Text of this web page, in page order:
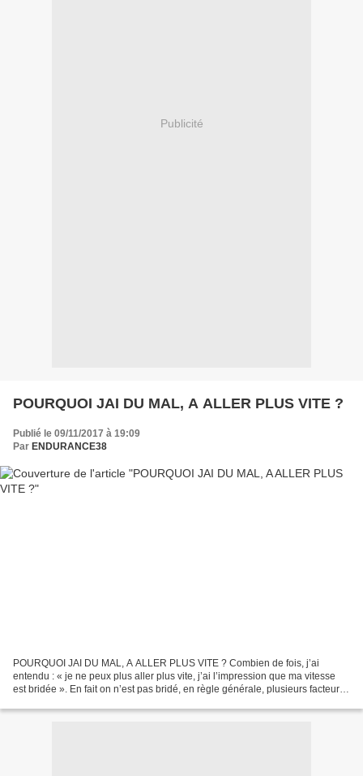
Publicité
POURQUOI JAI DU MAL, A ALLER PLUS VITE ?
Publié le 09/11/2017 à 19:09
Par ENDURANCE38
POURQUOI JAI DU MAL, A ALLER PLUS VITE ? Combien de fois, j’ai
entendu : « je ne peux plus aller plus vite, j’ai l’impression que ma vitesse
est bridée ». En fait on n’est pas bridé, en règle générale, plusieurs facteurs